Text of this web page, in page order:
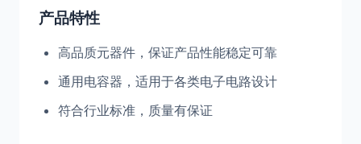
产品特性
高品质元器件，保证产品性能稳定可靠
通用电容器，适用于各类电子电路设计
符合行业标准，质量有保证